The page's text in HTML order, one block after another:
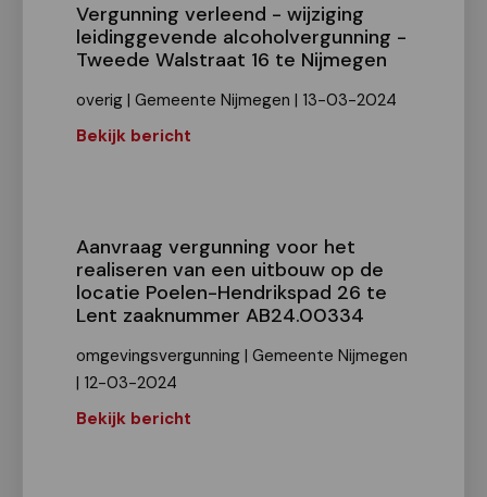
Vergunning verleend - wijziging
leidinggevende alcoholvergunning -
Tweede Walstraat 16 te Nijmegen
overig | Gemeente Nijmegen | 13-03-2024
Bekijk bericht
Aanvraag vergunning voor het
realiseren van een uitbouw op de
locatie Poelen-Hendrikspad 26 te
Lent zaaknummer AB24.00334
omgevingsvergunning | Gemeente Nijmegen
| 12-03-2024
Bekijk bericht